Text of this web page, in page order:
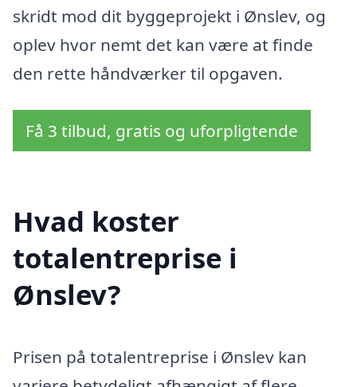
skridt mod dit byggeprojekt i Ønslev, og
oplev hvor nemt det kan være at finde
den rette håndværker til opgaven.
Få 3 tilbud, gratis og uforpligtende
Hvad koster
totalentreprise i
Ønslev?
Prisen på totalentreprise i Ønslev kan